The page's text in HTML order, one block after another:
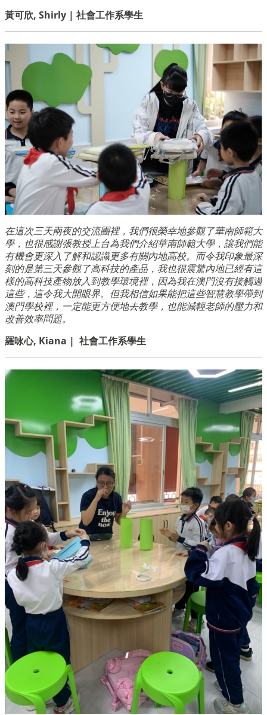
黃可欣, Shirly | 社會工作系學生
在這次三天兩夜的交流團裡，我們很榮幸地參觀了華南師範大
學，也很感謝張教授上台為我們介紹華南師範大學，讓我們能
有機會更深入了解和認識更多有關內地高校。而令我印象最深
刻的是第三天參觀了高科技的產品，我也很震驚內地已經有這
樣的高科技產物放入到教學環境裡，因為我在澳門沒有接觸過
這些，這令我大開眼界。但我相信如果能把這些智慧教學帶到
澳門學校裡，一定能更方便地去教學，也能減輕老師的壓力和
改善效率問題。
羅咏心, Kiana | 社會工作系學生